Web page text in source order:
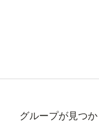
グループが見つ